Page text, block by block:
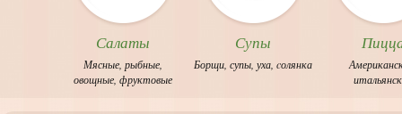
Салаты
Мясные ,рыбные
овощные ,фруктовые
Супы
Борщи ,супы ,уха ,cолянка